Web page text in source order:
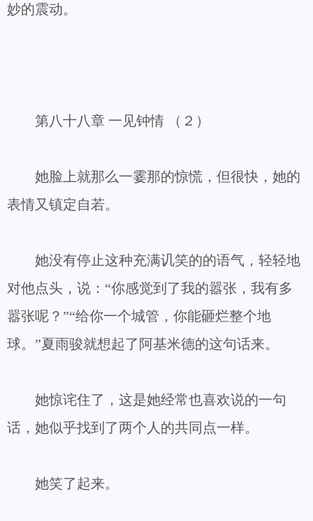
妙的震动。
第八十八章 一见钟情 （２）
她脸上就那么一霎那的惊慌，但很快，她的
表情又镇定自若。
她没有停止这种充满讥笑的的语气，轻轻地
对他点头，说：“你感觉到了我的嚣张，我有多
嚣张呢？”“给你一个城管，你能砸烂整个地
球。”夏雨骏就想起了阿基米德的这句话来。
她惊诧住了，这是她经常也喜欢说的一句
话，她似乎找到了两个人的共同点一样。
她笑了起来。